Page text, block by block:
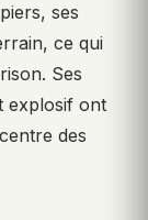
ses
ce qui
Ses
explosif ont
des